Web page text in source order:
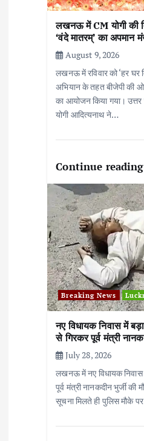
लखनऊ में CM योगी की
‘वंदे मातरम्’ का अपमान
August 9, 2026
लखनऊ में रविवार को ‘हर घर
अभियान के तहत बीजेपी की
का आयोजन किया गया।
योगी आदित्यनाथ ने…
Continue reading
Breaking News
नए विधायक निवास में
से गिरकर पूर्व मंत्री
July 28, 2026
लखनऊ में नए विधायक निवास
पूर्व मंत्री नानकदीन भुर्जी की
सूचना मिलते ही पुलिस मौके